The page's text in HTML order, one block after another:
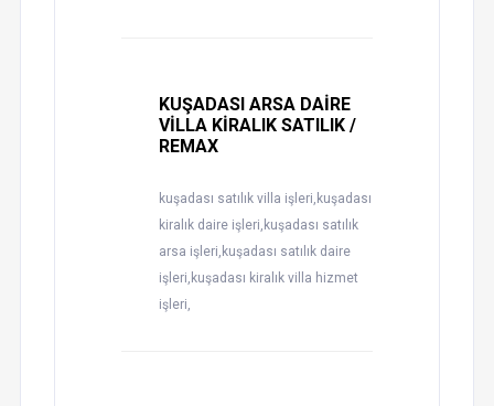
KUŞADASI ARSA DAİRE
VİLLA KİRALIK SATILIK /
REMAX
kuşadası satılık villa işleri,kuşadası
kiralık daire işleri,kuşadası satılık
arsa işleri,kuşadası satılık daire
işleri,kuşadası kiralık villa hizmet
işleri,